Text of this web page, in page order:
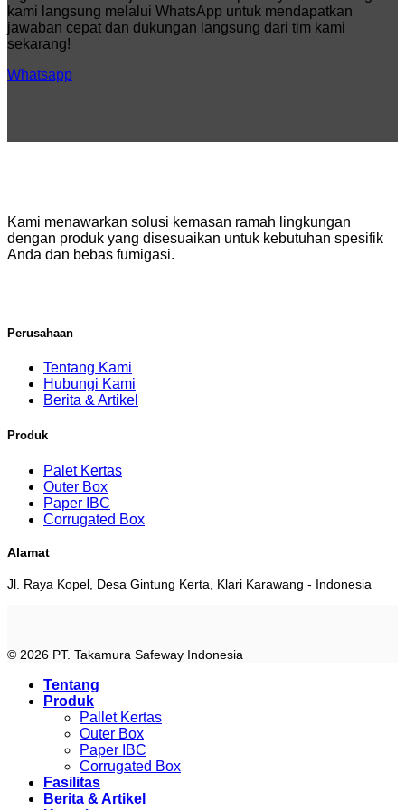
serta
Logistik
Modern
kami langsung melalui WhatsApp untuk mendapatkan
jawaban cepat dan dukungan langsung dari tim kami
sekarang!
Whatsapp
Kami menawarkan solusi kemasan ramah lingkungan
dengan produk yang disesuaikan untuk kebutuhan spesifik
Anda dan bebas fumigasi.
Perusahaan
Tentang Kami
Hubungi Kami
Berita & Artikel
Produk
Palet Kertas
Outer Box
Paper IBC
Corrugated Box
Alamat
Jl. Raya Kopel, Desa Gintung Kerta, Klari Karawang - Indonesia
© 2026 PT. Takamura Safeway Indonesia
Tentang
Produk
Pallet Kertas
Outer Box
Paper IBC
Corrugated Box
Fasilitas
Berita & Artikel